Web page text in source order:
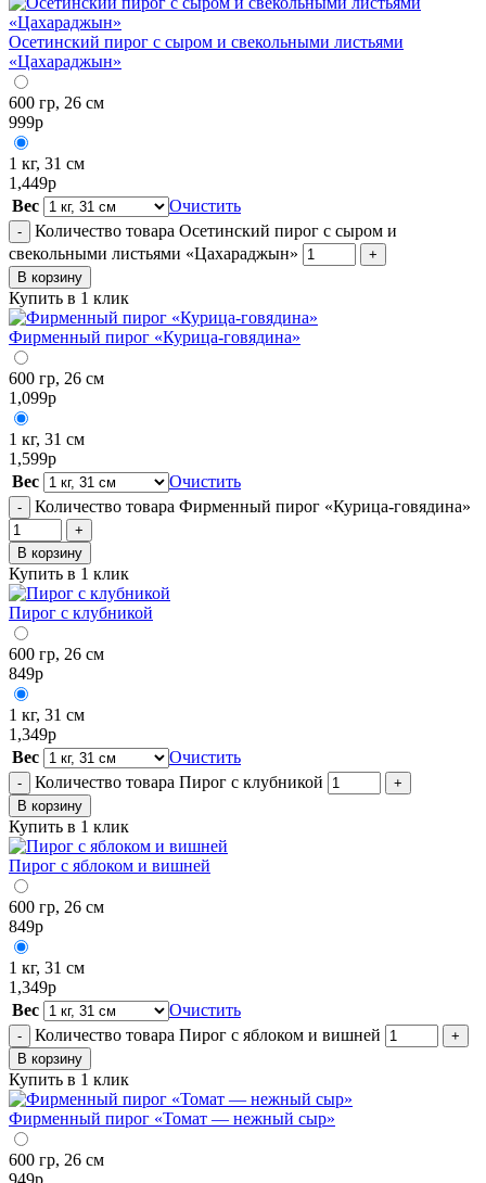
Осетинский пирог с сыром и свекольными листьями
«Цахараджын»
600 гр, 26 см
999р
1 кг, 31 см
1,449р
Вес
Очистить
-
Количество товара Осетинский пирог с сыром и
свекольными листьями «Цахараджын»
+
В корзину
Купить в 1 клик
Фирменный пирог «Курица-говядина»
600 гр, 26 см
1,099р
1 кг, 31 см
1,599р
Вес
Очистить
- Количество товара Фирменный пирог «Курица-говядина»
+
В корзину
Купить в 1 клик
Пирог с клубникой
600 гр, 26 см
849р
1 кг, 31 см
1,349р
Вес
Очистить
- Количество товара Пирог с клубникой
+
В корзину
Купить в 1 клик
Пирог с яблоком и вишней
600 гр, 26 см
849р
1 кг, 31 см
1,349р
Вес
Очистить
- Количество товара Пирог с яблоком и вишней
+
В корзину
Купить в 1 клик
Фирменный пирог «Томат — нежный сыр»
600 гр, 26 см